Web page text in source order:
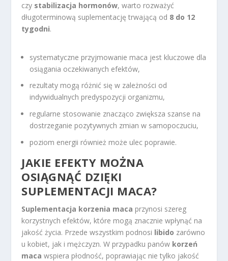
czy stabilizacja hormonów, warto rozważyć
długoterminową suplementację trwającą od 8 do 12
tygodni.
systematyczne przyjmowanie maca jest kluczowe dla
osiągania oczekiwanych efektów,
rezultaty mogą różnić się w zależności od
indywidualnych predyspozycji organizmu,
regularne stosowanie znacząco zwiększa szanse na
dostrzeganie pozytywnych zmian w samopoczuciu,
poziom energii również może ulec poprawie.
JAKIE EFEKTY MOŻNA
OSIĄGNĄĆ DZIĘKI
SUPLEMENTACJI MACA?
Suplementacja korzenia maca przynosi szereg
korzystnych efektów, które mogą znacznie wpłynąć na
jakość życia. Przede wszystkim podnosi libido zarówno
u kobiet, jak i mężczyzn. W przypadku panów korzeń
maca wspiera płodność, poprawiając nie tylko jakość